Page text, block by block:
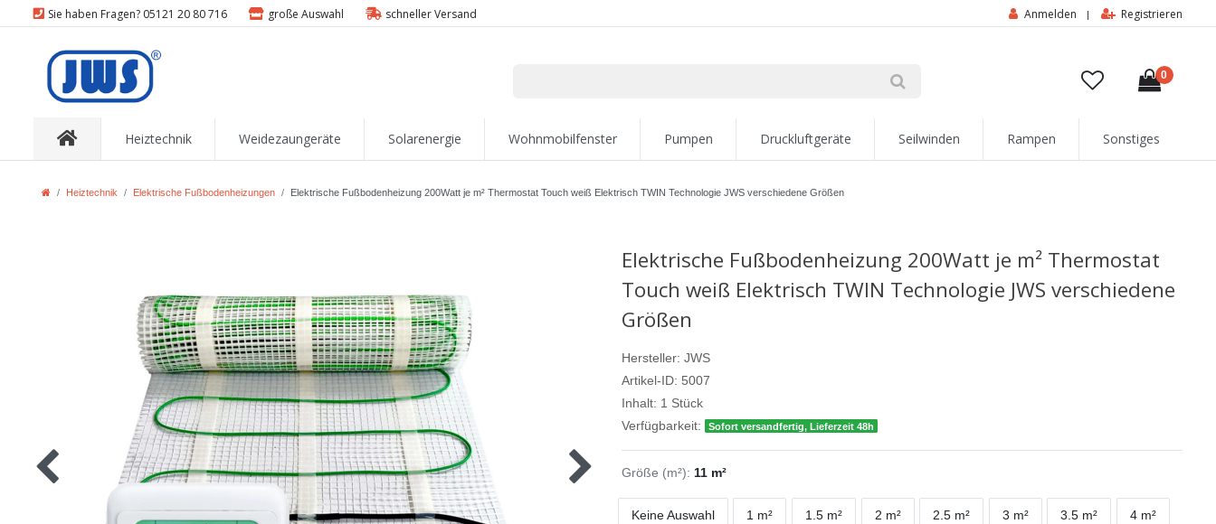
Sie haben Fragen? 05121 20 80 716 große Auswahl schneller Versand Anmelden | Registrieren
0
Heiztechnik Weidezaungeräte Solarenergie Wohnmobilfenster Pumpen Druckluftgeräte Seilwinden Rampen Sonstiges
Heiztechnik Elektrische Fußbodenheizungen Elektrische Fußbodenheizung 200Watt je m² Thermostat Touch weiß Elektrisch TWIN Technologie JWS verschiedene Größen
Elektrische Fußbodenheizung 200Watt je m² Thermostat
Touch weiß Elektrisch TWIN Technologie JWS verschiedene
Größen
Hersteller: JWS
Artikel-ID: 5007
Inhalt: 1 Stück
Verfügbarkeit:
Sofort versandfertig, Lieferzeit 48h
Größe (m²): 11 m²
Keine Auswahl 1 m² 1.5 m² 2 m² 2.5 m² 3 m² 3.5 m² 4 m²